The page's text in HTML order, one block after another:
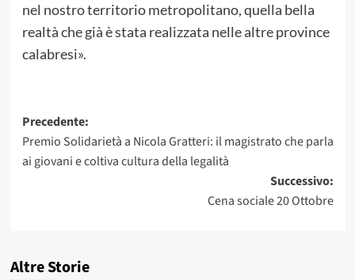
nel nostro territorio metropolitano, quella bella
realtà che già è stata realizzata nelle altre province
calabresi».
Navigazione
articolo
Precedente:
Premio Solidarietà a Nicola Gratteri: il magistrato che parla
ai giovani e coltiva cultura della legalità
Successivo:
Cena sociale 20 Ottobre
Altre Storie